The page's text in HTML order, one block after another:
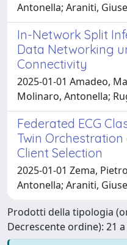
Antonella; Araniti,
In-Network Split
Data Networking
Connectivity
2025-01-01 Amadeo,
Molinaro, Antonella;
Federated ECG
Twin
Client Selection
2025-01-01 Zema,
Antonella; Araniti,
Prodotti della tipologia
Decrescente ordine): 21